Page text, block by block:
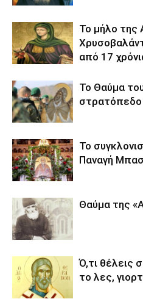
Το μήλο της
από 17
Το Θαύμα
στρατόπεδο
Το
Παναγή
Θαύμα της
Ό,τι θέλεις
το λες,